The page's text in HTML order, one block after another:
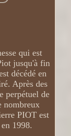
qui est
jusqu'à fin
décédé en
Après des
perpétuel de
nombreux
PIOT est
1998.